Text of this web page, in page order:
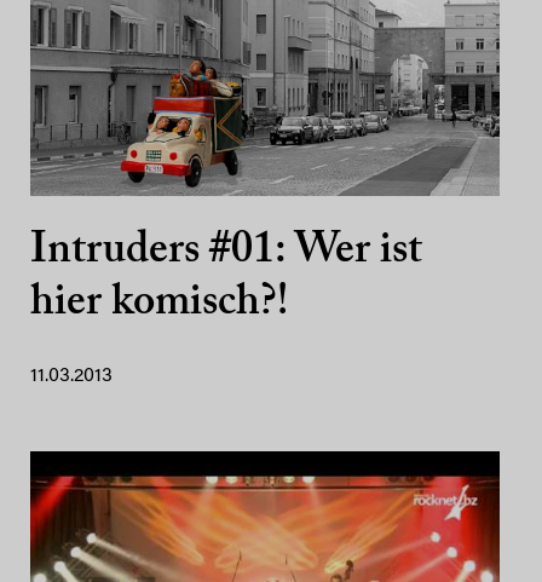
Intruders #01: Wer ist
hier komisch?!
11.03.2013